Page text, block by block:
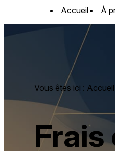
Accueil À
Vous êtes ici : Accueil
Panneau de gestion des cookies